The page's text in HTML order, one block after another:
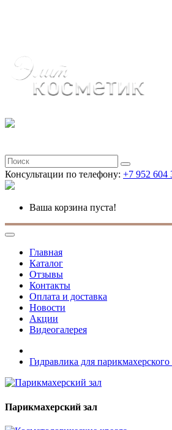
Консультации по телефону: +7 952 604
Ваша корзина пуста!
Главная
Каталог
Отзывы
Контакты
Оплата и доставка
Новости
Акции
Видеогалерея
Гидравлика для парикмахерского
Парикмахерский зал